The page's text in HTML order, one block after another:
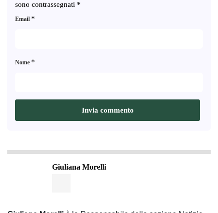
sono contrassegnati *
Nome *
Email *
Giuliana Morelli